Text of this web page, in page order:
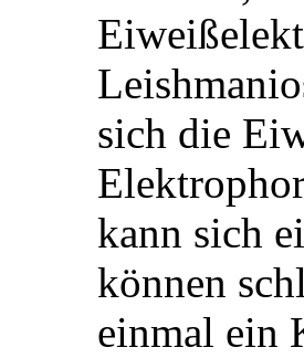
sich die
kann sich
können
einmal ein